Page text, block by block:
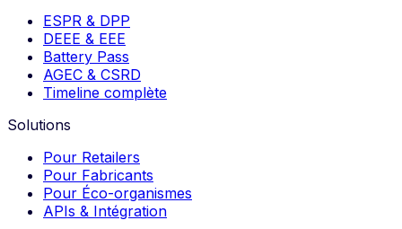
ESPR & DPP
DEEE & EEE
Battery Pass
AGEC & CSRD
Timeline complète
Solutions
Pour Retailers
Pour Fabricants
Pour Éco-organismes
APIs & Intégration